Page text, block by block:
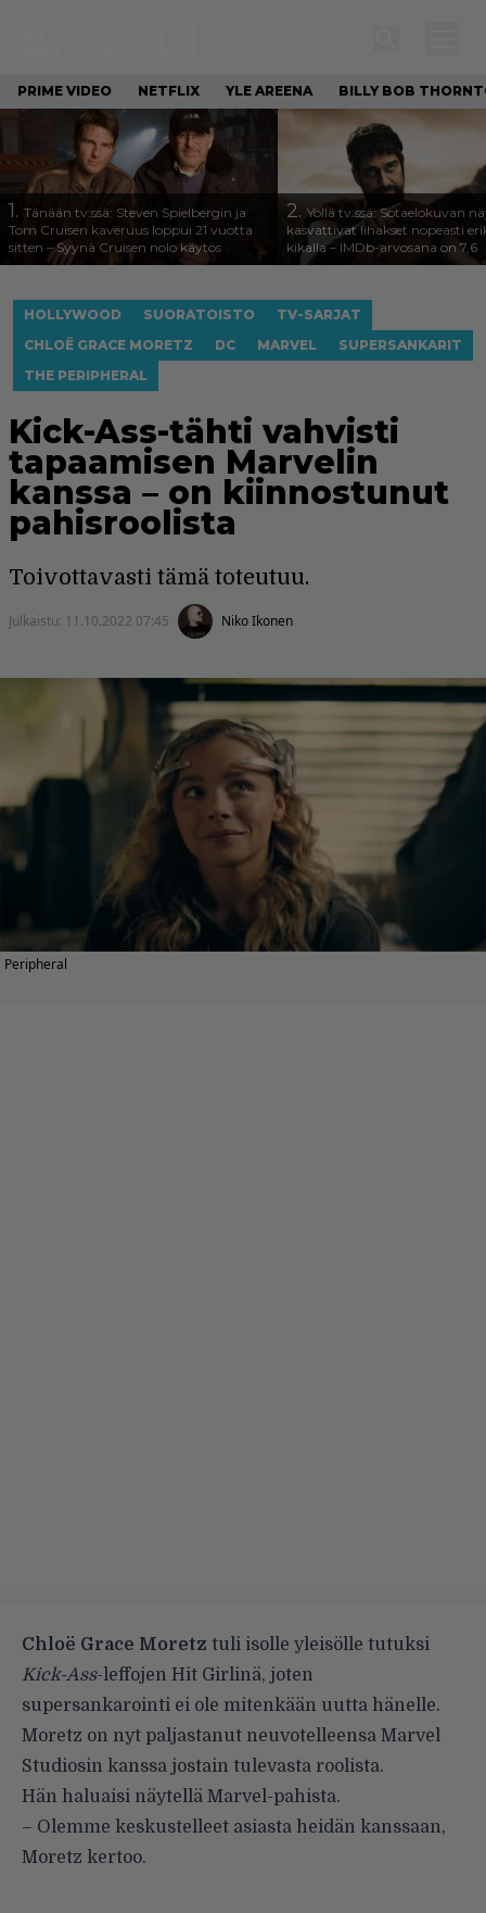
PRIME VIDEO NETFLIX YLE AREENA BILLY BOB
1. Tänään tv:ssä: Steven Spielbergin ja
Tom Cruisen kaveruus loppui 21 vuotta
sitten – Syynä Cruisen nolo käytös
2. Yöllä tv:ssä: Sotaelokuvan
kasvattivat lihakset nopeasti
kikalla – IMDb-arvosana on 7,6
HOLLYWOOD SUORATOISTO
TV-SARJAT
CHLOË GRACE MORETZ
DC MARVEL
SUPERSANKARIT
THE PERIPHERAL
Kick-Ass-tähti vahvisti
tapaamisen Marvelin
kanssa – on kiinnostunut
pahisroolista
Toivottavasti tämä toteutuu.
Julkaistu: 11.10.2022 07:45 Niko Ikonen
Peripheral
Chloë Grace Moretz tuli isolle yleisölle tutuksi
Kick-Ass-leffojen Hit Girlinä, joten
supersankarointi ei ole mitenkään uutta hänelle.
Moretz on nyt paljastanut neuvotelleensa Marvel
Studiosin kanssa jostain tulevasta roolista.
Hän haluaisi näytellä Marvel-pahista.
– Olemme keskustelleet asiasta heidän kanssaan,
Moretz kertoo.